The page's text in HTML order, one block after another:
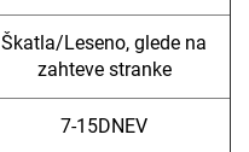
Škatla/Leseno, glede na
zahteve stranke
7-15DNEV